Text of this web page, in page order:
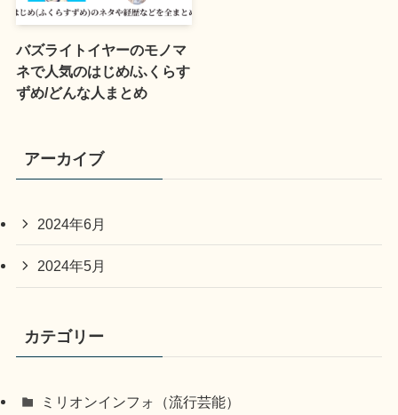
バズライトイヤーのモノマ
ネで人気のはじめ/ふくらす
ずめ/どんな人まとめ
アーカイブ
2024年6月
2024年5月
カテゴリー
ミリオンインフォ（流行芸能）